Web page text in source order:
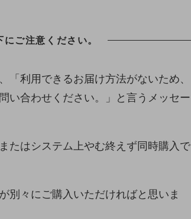
ご注意ください。
利用できるお届け方法がないため、
い合わせください。」と言うメッセー
たはシステム上やむ終えず同時購入で
別々にご購入いただければと思いま